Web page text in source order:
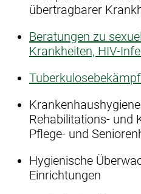
übertragbarer
Beratungen zu
Krankheiten, HIV-
Rehabilitations- und
Pflege- und
Hygienische
Einrichtungen